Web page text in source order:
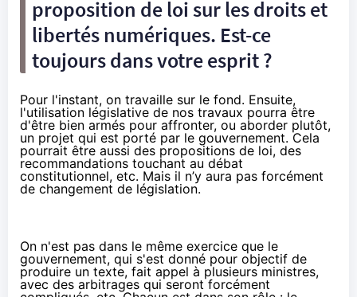
proposition de loi sur les droits et
libertés numériques. Est-ce
toujours dans votre esprit ?
Pour l'instant, on travaille sur le fond. Ensuite,
l'utilisation législative de nos travaux pourra être
d'être bien armés pour affronter, ou aborder plutôt,
un projet qui est porté par le gouvernement. Cela
pourrait être aussi des propositions de loi, des
recommandations touchant au débat
constitutionnel, etc. Mais il n’y aura pas forcément
de changement de législation.
On n'est pas dans le même exercice que le
gouvernement, qui s'est donné pour objectif de
produire un texte, fait appel à plusieurs ministres,
avec des arbitrages qui seront forcément